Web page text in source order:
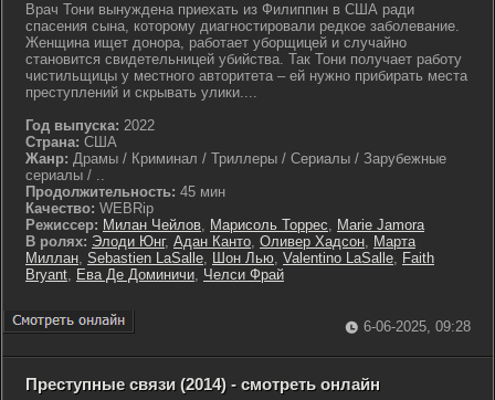
Врач Тони вынуждена приехать из Филиппин в США ради
спасения сына, которому диагностировали редкое заболевание.
Женщина ищет донора, работает уборщицей и случайно
становится свидетельницей убийства. Так Тони получает работу
чистильщицы у местного авторитета – ей нужно прибирать места
преступлений и скрывать улики....
Год выпуска: 2022
Страна: США
Жанр: Драмы / Криминал / Триллеры / Сериалы / Зарубежные
сериалы / ..
Продолжительность: 45 мин
Качество: WEBRip
Режиссер: Милан Чейлов, Марисоль Торрес, Marie Jamora
В ролях: Элоди Юнг, Адан Канто, Оливер Хадсон, Марта
Миллан, Sebastien LaSalle, Шон Лью, Valentino LaSalle, Faith
Bryant, Ева Де Доминичи, Челси Фрай
6-06-2025, 09:28
Преступные связи (2014) - смотреть онлайн